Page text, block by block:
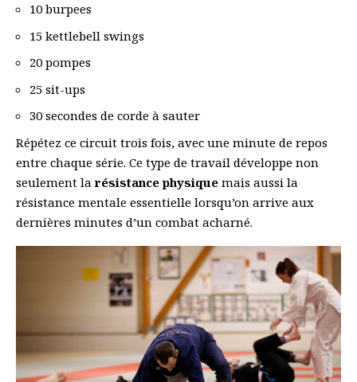
10 burpees
15 kettlebell swings
20 pompes
25 sit-ups
30 secondes de corde à sauter
Répétez ce circuit trois fois, avec une minute de repos
entre chaque série. Ce type de travail développe non
seulement larésistance physique mais aussi la
résistance mentale essentielle lorsqu’on arrive aux
dernières minutes d’un combat acharné.